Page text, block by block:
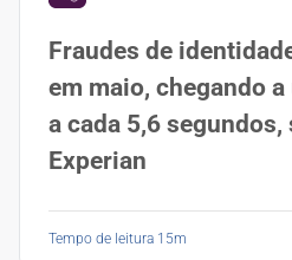
Fraudes de
em maio, chegando
a cada 5,6 segundos,
Experian
Tempo de leitura 15m